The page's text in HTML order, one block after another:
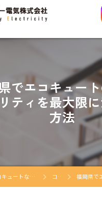
でエコキュー
ティを最大限
方法
福岡のエコキュートならエナジー電気株式会社 コラム 福岡県でエコキュ